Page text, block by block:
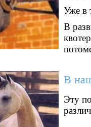
Уже в
В
В
Эту